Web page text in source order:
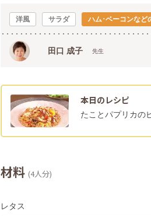
洋風 サラダ ハム･ベーコンなど
田口 成子 先生
本日のレシピ
たことパプリカの
材料 (4人分)
レタス